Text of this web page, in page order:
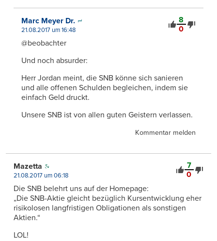
8
0
Marc Meyer Dr.
21.08.2017 um 16:48
@beobachter
Und noch absurder:
Herr Jordan meint, die SNB könne sich sanieren
und alle offenen Schulden begleichen, indem sie
einfach Geld druckt.
Unsere SNB ist von allen guten Geistern verlassen.
Kommentar melden
7
0
Mazetta
21.08.2017 um 06:18
Die SNB belehrt uns auf der Homepage:
„Die SNB-Aktie gleicht bezüglich Kursentwicklung eher
risikolosen langfristigen Obligationen als sonstigen
Aktien.“
LOL!